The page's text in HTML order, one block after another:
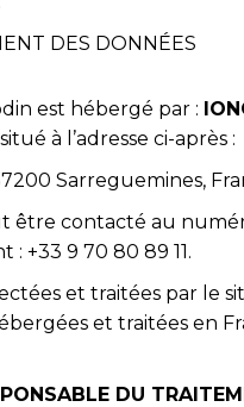
DES DONNÉES
est hébergé par :
à l’adresse ci-après :
Sarreguemines,
être contacté au
+33 9 70 80 89 11.
et traitées par le
et traitées en
DU